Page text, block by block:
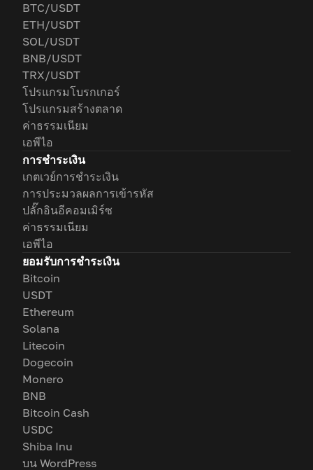
BTC/USDT
ETH/USDT
SOL/USDT
BNB/USDT
TRX/USDT
โปรแกรมโบรกเกอร์
โปรแกรมสร้างตลาด
ค่าธรรมเนียม
เอพีไอ
การชำระเงิน
เกตเวย์การชำระเงิน
การประมวลผลการเข้ารหัส
ปลั๊กอินอีคอมเมิร์ซ
ค่าธรรมเนียม
เอพีไอ
ยอมรับการชำระเงิน
Bitcoin
USDT
Ethereum
Solana
Litecoin
Dogecoin
Monero
BNB
Bitcoin Cash
USDC
Shiba Inu
บน WordPress